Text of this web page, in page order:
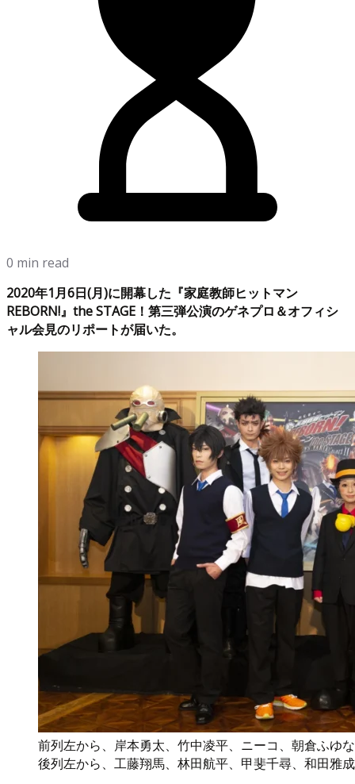
0 min read
2020年1月6日(月)に開幕した『家庭教師ヒットマン
REBORN!』the STAGE！第三弾公演のゲネプロ＆オフィシ
ャル会見のリポートが届いた。
前列左から、岸本勇太、竹中凌平、ニーコ、朝倉ふゆな
後列左から、工藤翔馬、林田航平、甲斐千尋、和田雅成